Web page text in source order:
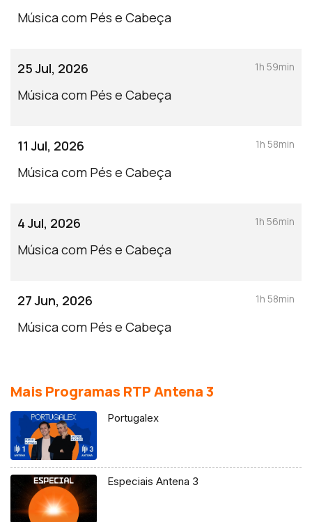
Música com Pés e Cabeça
25 Jul, 2026
Música com Pés e Cabeça
1h 59min
11 Jul, 2026
Música com Pés e Cabeça
1h 58min
4 Jul, 2026
Música com Pés e Cabeça
1h 56min
27 Jun, 2026
Música com Pés e Cabeça
1h 58min
Mais Programas RTP Antena 3
Portugalex
Especiais Antena 3